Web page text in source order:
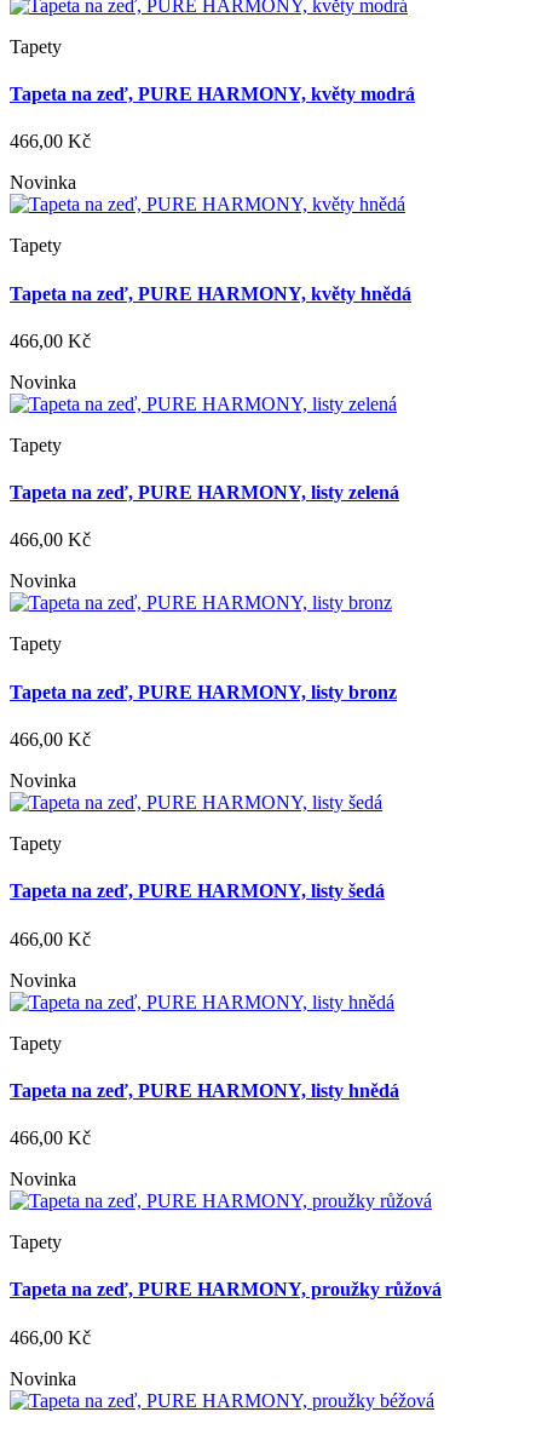
Tapety
Tapeta na zeď, PURE HARMONY, květy modrá
466,00 Kč
Novinka
Tapety
Tapeta na zeď, PURE HARMONY, květy hnědá
466,00 Kč
Novinka
Tapety
Tapeta na zeď, PURE HARMONY, listy zelená
466,00 Kč
Novinka
Tapety
Tapeta na zeď, PURE HARMONY, listy bronz
466,00 Kč
Novinka
Tapety
Tapeta na zeď, PURE HARMONY, listy šedá
466,00 Kč
Novinka
Tapety
Tapeta na zeď, PURE HARMONY, listy hnědá
466,00 Kč
Novinka
Tapety
Tapeta na zeď, PURE HARMONY, proužky růžová
466,00 Kč
Novinka